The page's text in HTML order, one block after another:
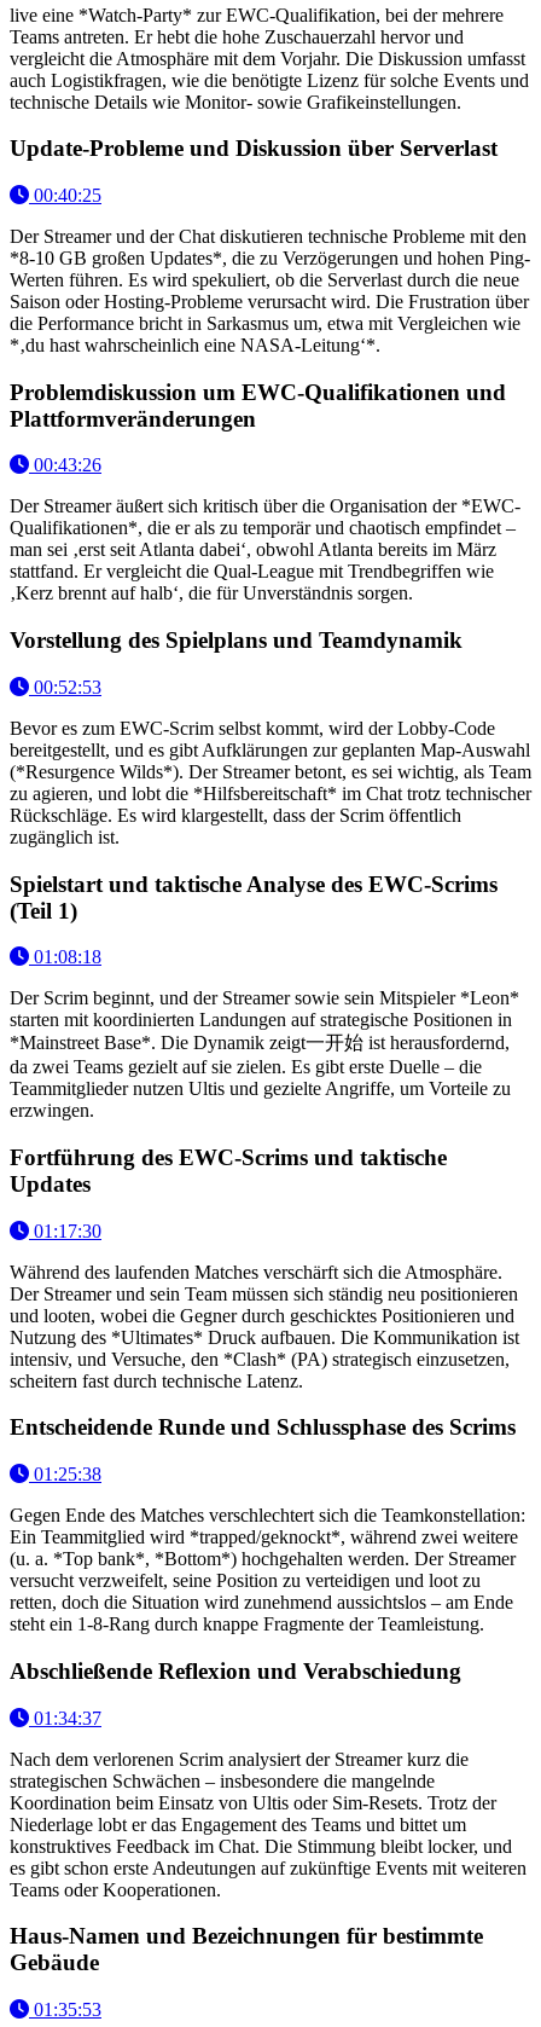
live eine *Watch-Party* zur EWC-Qualifikation, bei der mehrere
Teams antreten. Er hebt die hohe Zuschauerzahl hervor und
vergleicht die Atmosphäre mit dem Vorjahr. Die Diskussion umfasst
auch Logistikfragen, wie die benötigte Lizenz für solche Events und
technische Details wie Monitor- sowie Grafikeinstellungen.
Update-Probleme und Diskussion über Serverlast
00:40:25
Der Streamer und der Chat diskutieren technische Probleme mit den
*8-10 GB großen Updates*, die zu Verzögerungen und hohen Ping-
Werten führen. Es wird spekuliert, ob die Serverlast durch die neue
Saison oder Hosting-Probleme verursacht wird. Die Frustration über
die Performance bricht in Sarkasmus um, etwa mit Vergleichen wie
*‚du hast wahrscheinlich eine NASA-Leitung‘*.
Problemdiskussion um EWC-Qualifikationen und
Plattformveränderungen
00:43:26
Der Streamer äußert sich kritisch über die Organisation der *EWC-
Qualifikationen*, die er als zu temporär und chaotisch empfindet –
man sei ‚erst seit Atlanta dabei‘, obwohl Atlanta bereits im März
stattfand. Er vergleicht die Qual-League mit Trendbegriffen wie
‚Kerz brennt auf halb‘, die für Unverständnis sorgen.
Vorstellung des Spielplans und Teamdynamik
00:52:53
Bevor es zum EWC-Scrim selbst kommt, wird der Lobby-Code
bereitgestellt, und es gibt Aufklärungen zur geplanten Map-Auswahl
(*Resurgence Wilds*). Der Streamer betont, es sei wichtig, als Team
zu agieren, und lobt die *Hilfsbereitschaft* im Chat trotz technischer
Rückschläge. Es wird klargestellt, dass der Scrim öffentlich
zugänglich ist.
Spielstart und taktische Analyse des EWC-Scrims
(Teil 1)
01:08:18
Der Scrim beginnt, und der Streamer sowie sein Mitspieler *Leon*
starten mit koordinierten Landungen auf strategische Positionen in
*Mainstreet Base*. Die Dynamik zeigt一开始 ist herausfordernd,
da zwei Teams gezielt auf sie zielen. Es gibt erste Duelle – die
Teammitglieder nutzen Ultis und gezielte Angriffe, um Vorteile zu
erzwingen.
Fortführung des EWC-Scrims und taktische
Updates
01:17:30
Während des laufenden Matches verschärft sich die Atmosphäre.
Der Streamer und sein Team müssen sich ständig neu positionieren
und looten, wobei die Gegner durch geschicktes Positionieren und
Nutzung des *Ultimates* Druck aufbauen. Die Kommunikation ist
intensiv, und Versuche, den *Clash* (PA) strategisch einzusetzen,
scheitern fast durch technische Latenz.
Entscheidende Runde und Schlussphase des Scrims
01:25:38
Gegen Ende des Matches verschlechtert sich die Teamkonstellation:
Ein Teammitglied wird *trapped/geknockt*, während zwei weitere
(u. a. *Top bank*, *Bottom*) hochgehalten werden. Der Streamer
versucht verzweifelt, seine Position zu verteidigen und loot zu
retten, doch die Situation wird zunehmend aussichtslos – am Ende
steht ein 1-8-Rang durch knappe Fragmente der Teamleistung.
Abschließende Reflexion und Verabschiedung
01:34:37
Nach dem verlorenen Scrim analysiert der Streamer kurz die
strategischen Schwächen – insbesondere die mangelnde
Koordination beim Einsatz von Ultis oder Sim-Resets. Trotz der
Niederlage lobt er das Engagement des Teams und bittet um
konstruktives Feedback im Chat. Die Stimmung bleibt locker, und
es gibt schon erste Andeutungen auf zukünftige Events mit weiteren
Teams oder Kooperationen.
Haus-Namen und Bezeichnungen für bestimmte
Gebäude
01:35:53